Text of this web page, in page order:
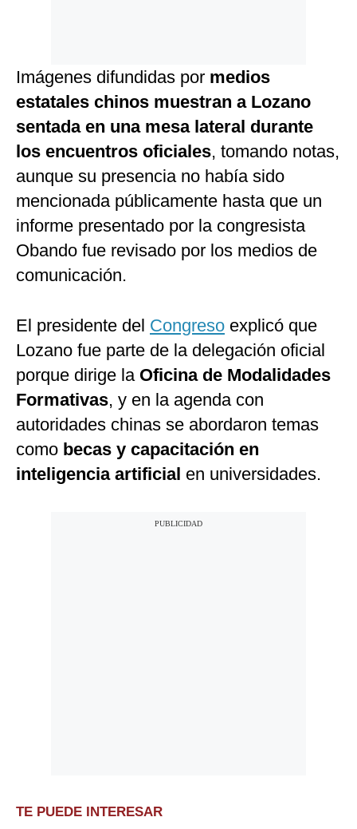
Imágenes difundidas por medios
estatales chinos muestran a Lozano
sentada en una mesa lateral durante
los encuentros oficiales, tomando notas,
aunque su presencia no había sido
mencionada públicamente hasta que un
informe presentado por la congresista
Obando fue revisado por los medios de
comunicación.
El presidente del Congreso explicó que
Lozano fue parte de la delegación oficial
porque dirige la Oficina de Modalidades
Formativas, y en la agenda con
autoridades chinas se abordaron temas
como becas y capacitación en
inteligencia artificial en universidades.
TE PUEDE INTERESAR